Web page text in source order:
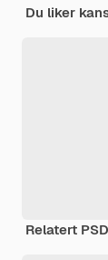
Du liker
Relatert PSD